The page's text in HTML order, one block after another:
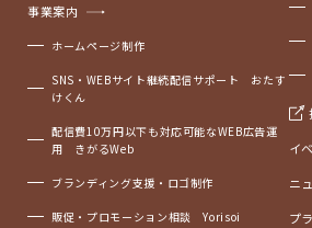
事業案内
ホームページ制作
SNS・WEBサイト継続配信サポート おたす
けくん
配信費10万円以下も対応可能なWEB広告運
用 きがるWeb
ブランディング支援・ロゴ制作
販促・プロモーション相談 Yorisoi
イ
ニ
プ